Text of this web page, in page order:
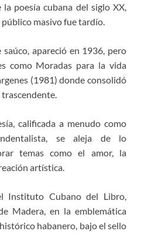
poesía cubana del siglo XX,
masivo fue tardío.
apareció en 1936, pero
como Moradas para la vida
(1981) donde consolidó
calificada a menudo como
se aleja de lo
temas como el amor, la
artística.
Instituto Cubano del Libro,
Madera, en la emblemática
habanero, bajo el sello